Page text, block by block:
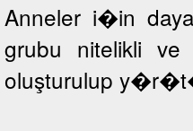
Anneler i�in
grubu nitelikli
oluşturulup